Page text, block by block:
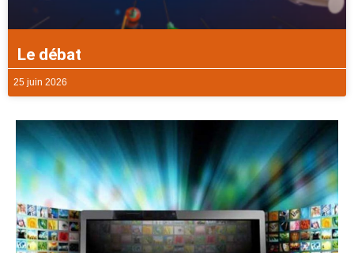
Le débat
25 juin 2026